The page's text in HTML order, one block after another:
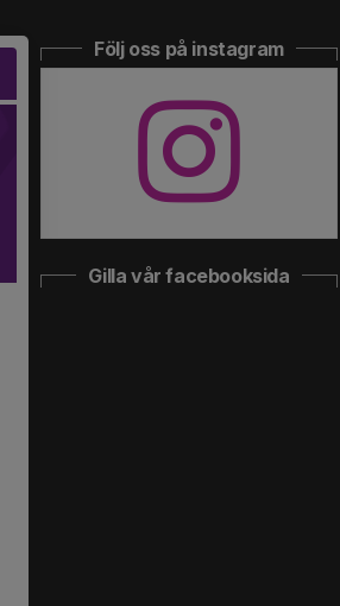
Följ oss på instagram
Gilla vår facebooksida